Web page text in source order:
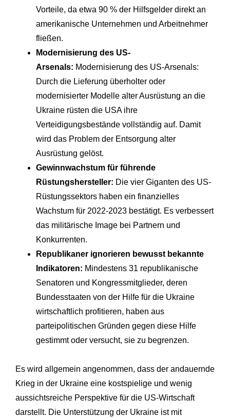
Vorteile, da etwa 90 % der Hilfsgelder direkt an
amerikanische Unternehmen und Arbeitnehmer
fließen.
Modernisierung des US-
Arsenals: Modernisierung des US-Arsenals:
Durch die Lieferung überholter oder
modernisierter Modelle alter Ausrüstung an die
Ukraine rüsten die USA ihre
Verteidigungsbestände vollständig auf. Damit
wird das Problem der Entsorgung alter
Ausrüstung gelöst.
Gewinnwachstum für führende
Rüstungshersteller: Die vier Giganten des US-
Rüstungssektors haben ein finanzielles
Wachstum für 2022-2023 bestätigt. Es verbessert
das militärische Image bei Partnern und
Konkurrenten.
Republikaner ignorieren bewusst bekannte
Indikatoren: Mindestens 31 republikanische
Senatoren und Kongressmitglieder, deren
Bundesstaaten von der Hilfe für die Ukraine
wirtschaftlich profitieren, haben aus
parteipolitischen Gründen gegen diese Hilfe
gestimmt oder versucht, sie zu begrenzen.
Es wird allgemein angenommen, dass der andauernde
Krieg in der Ukraine eine kostspielige und wenig
aussichtsreiche Perspektive für die US-Wirtschaft
darstellt. Die Unterstützung der Ukraine ist mit